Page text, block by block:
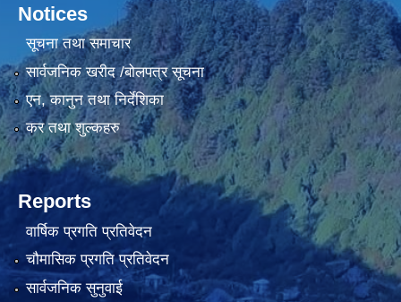
Notices
सूचना तथा समाचार
सार्वजनिक खरीद /बोलपत्र सूचना
एन, कानुन तथा निर्देशिका
कर तथा शुल्कहरु
Reports
वार्षिक प्रगति प्रतिवेदन
चौमासिक प्रगति प्रतिवेदन
सार्वजनिक सुनुवाई